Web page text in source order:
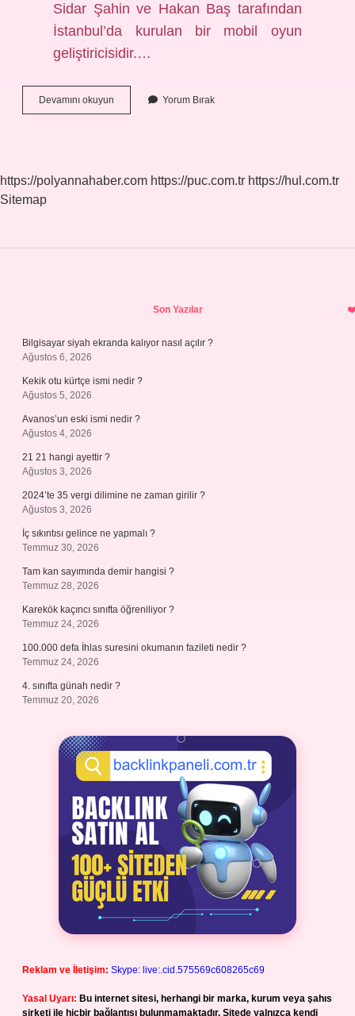
Sidar Şahin ve Hakan Baş tarafından
İstanbul’da kurulan bir mobil oyun
geliştiricisidir.…
Devamını okuyun
Performans
Yorum Bırak
https://polyannahaber.com https://puc.com.tr https://hul.com.tr
Sitemap
Son Yazılar
Bilgisayar siyah ekranda kalıyor nasıl açılır ?
Ağustos 6, 2026
Kekik otu kürtçe ismi nedir ?
Ağustos 5, 2026
Avanos’un eski ismi nedir ?
Ağustos 4, 2026
21 21 hangi ayettir ?
Ağustos 3, 2026
2024’te 35 vergi dilimine ne zaman girilir ?
Ağustos 3, 2026
İç sıkıntısı gelince ne yapmalı ?
Temmuz 30, 2026
Tam kan sayımında demir hangisi ?
Temmuz 28, 2026
Karekök kaçıncı sınıfta öğreniliyor ?
Temmuz 24, 2026
100.000 defa İhlas suresini okumanın fazileti nedir ?
Temmuz 24, 2026
4. sınıfta günah nedir ?
Temmuz 20, 2026
Reklam ve İletişim: Skype: live:.cid.575569c608265c69
Yasal Uyarı: Bu internet sitesi, herhangi bir marka, kurum veya şahıs
şirketi ile hiçbir bağlantısı bulunmamaktadır. Sitede yalnızca kendi